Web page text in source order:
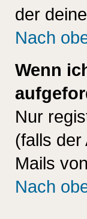
der
Nach
Wenn
Nur
(falls der
Mails
Nach